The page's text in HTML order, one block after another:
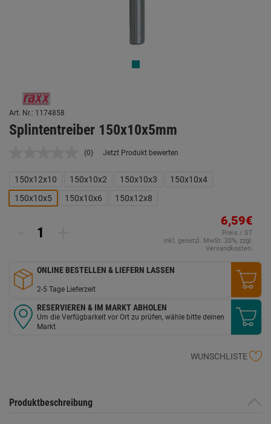
Art. Nr.: 1174858
Splintentreiber 150x10x5mm
Kein
Link
auf
derselben
Seite.
(0) Jetzt Produkt bewerten
150x12x10 150x10x2 150x10x3
150x10x4
150x10x5
150x10x6 150x12x8
6,59€
Preis / ST
inkl. gesetzl. MwSt. 20%, zzgl.
Versandkosten.
ONLINE BESTELLEN & LIEFERN LASSEN
2-5 Tage Lieferzeit
RESERVIEREN & IM MARKT ABHOLEN
Um die Verfügbarkeit vor Ort zu prüfen, wähle bitte deinen
Markt
WUNSCHLISTE
Produktbeschreibung